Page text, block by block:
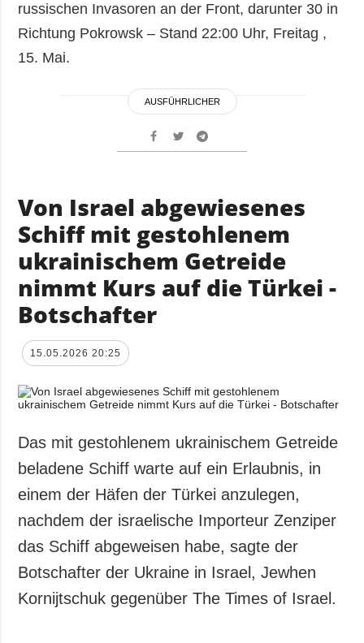
russischen Invasoren an der Front, darunter 30 in
Richtung Pokrowsk – Stand 22:00 Uhr, Freitag ,
15. Mai.
AUSFÜHRLICHER
Von Israel abgewiesenes
Schiff mit gestohlenem
ukrainischem Getreide
nimmt Kurs auf die Türkei -
Botschafter
15.05.2026 20:25
Das mit gestohlenem ukrainischem Getreide
beladene Schiff warte auf ein Erlaubnis, in
einem der Häfen der Türkei anzulegen,
nachdem der israelische Importeur Zenziper
das Schiff abgeweisen habe, sagte der
Botschafter der Ukraine in Israel, Jewhen
Kornijtschuk gegenüber The Times of Israel.